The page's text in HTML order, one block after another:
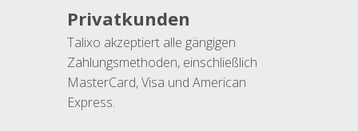
Privatkunden
Talixo akzeptiert alle gängigen
Zahlungsmethoden, einschließlich
MasterCard, Visa und American
Express.